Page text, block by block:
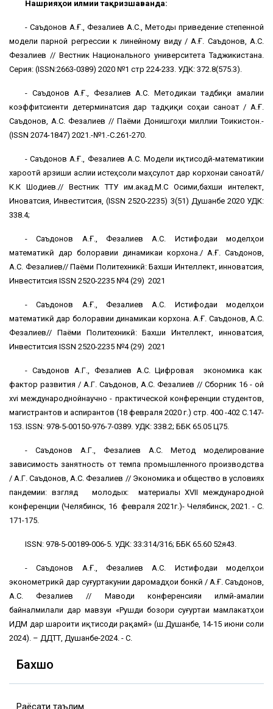
Нашрияҳои илмии тақризшаванда:
- Саъдонов А.Ғ., Фезалиев А.С., Методы приведение степенной
модели парной регрессии к линейному виду / А.Ғ. Саъдонов, А.С.
Фезалиев // Вестник Национального университета Таджикистана.
Серия: (ISSN:2663-0389) 2020 №1 стр 224-233. УДК: 372.8(575.3).
- Саъдонов А.Ғ., Фезалиев А.С. Методикаи тадбиқи амалии
коэффитсиенти детерминатсия дар тадқиқи соҳаи саноат / А.Ғ.
Саъдонов, А.С. Фезалиев // Паёми Донишгоҳи миллии Тоҷикистон.-
(ISSN 2074-1847) 2021.-№1.-С.261-270.
- Саъдонов А.Ғ., Фезалиев А.С. Модели иқтисодӣ-математикии
хароҷотӣ арзиши аслии истеҳсоли маҳсулот дар корхонаи саноатӣ/
К.К Шодиев.// Вестник ТТУ им.акад.М.С Осими,бахши интелект,
Иноватсия, Инвеститсия, (ISSN 2520-2235) 3(51) Душанбе 2020 УДК:
338.4;
- Саъдонов А.Ғ., Фезалиев А.С. Истифодаи моделҳои
математикӣ дар болоравии динамикаи корхона./ А.Ғ. Саъдонов,
А.С. Фезалиев// Паёми Политехникӣ: Бахши Интеллект, инноватсия,
Инвеститсия ISSN 2520-2235 №4 (29) 2021
- Саъдонов А.Ғ., Фезалиев А.С. Истифодаи моделҳои
математикӣ дар болоравии динамикаи корхона. А.Ғ. Саъдонов, А.С.
Фезалиев// Паёми Политехникӣ: Бахши Интеллект, инноватсия,
Инвеститсия ISSN 2520-2235 №4 (29) 2021
- Саъдонов А.Г., Фезалиев А.С. Цифровая экономика как
фактор развития / А.Г. Саъдонов, А.С. Фезалиев // Сборник 16 - ой
xvi международнойнаучно - практической конференции студентов,
магистрантов и аспирантов (18 февраля 2020 г.) стр. 400 -402 С.147-
153. ISSN: 978-5-00150-976-7-0389. УДК: 338.2; ББК 65.05 Ц75.
- Саъдонов А.Г., Фезалиев А.С. Метод моделирование
зависимость занятность от темпа промышленного производства
/ А.Г. Саъдонов, А.С. Фезалиев // Экономика и общество в условиях
пандемии: взгляд молодых: материалы XVII международной
конференции (Челябинск, 16 февраля 2021г.)- Челябинск, 2021. - С.
171-175.
ISSN: 978-5-00189-006-5. УДК: 33:314/316; ББК 65.60 52я43.
- Саъдонов А.Ғ., Фезалиев А.С. Истифодаи моделҳои
эконометрикӣ дар суғуртакунии даромадҳои бонкӣ / А.Ғ. Саъдонов,
А.С. Фезалиев // Маводи конференсияи илмӣ-амалии
байналмилали дар мавзуи «Рушди бозори суғуртаи мамлакатҳои
ИДМ дар шароити иқтисоди рақамӣ» (ш.Душанбе, 14-15 июни соли
2024). – ДДТТ, Душанбе-2024. - С.
Бахшҳо
Раёсати таълим